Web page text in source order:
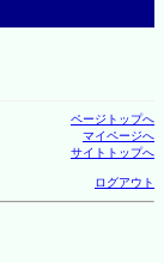
ページトップへ
マイページへ
サイトトップへ
ログアウト